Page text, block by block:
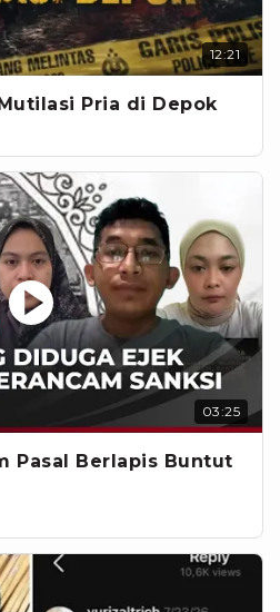
12:21
Pria di Depok
03:25
Pasal Berlapis Buntut